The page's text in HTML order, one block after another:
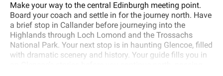
Make your way to the central Edinburgh meeting point.
Board your coach and settle in for the journey north. Have
a brief stop in Callander before journeying into the
Highlands through Loch Lomond and the Trossachs
National Park. Your next stop is in haunting Glencoe, filled
with dramatic scenery and history. Your guide fills you in